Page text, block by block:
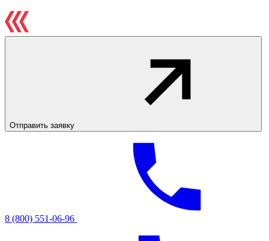
Отправить заявку
8 (800) 551-06-96